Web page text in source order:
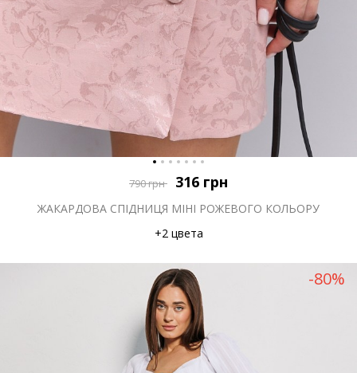
790грн 316 грн
ЖАКАРДОВА СПІДНИЦЯ МІНІ РОЖЕВОГО КОЛЬОРУ
+2 цвета
-80%